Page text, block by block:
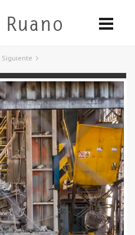
Siguiente